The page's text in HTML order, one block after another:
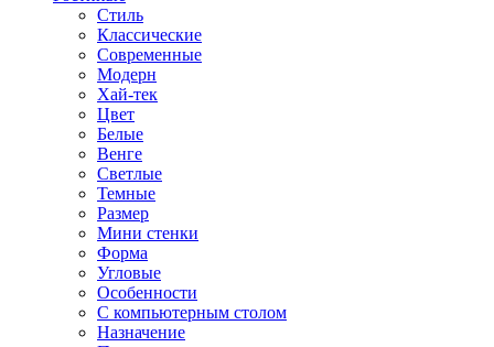
Стиль
Классические
Современные
Модерн
Хай-тек
Цвет
Белые
Венге
Светлые
Темные
Размер
Мини стенки
Форма
Угловые
Особенности
С компьютерным столом
Назначение